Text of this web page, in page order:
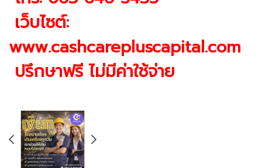
เว็บไซต์:
www.cashcarepluscapital.com
ปรึกษาฟรี ไม่มีค่าใช้จ่าย